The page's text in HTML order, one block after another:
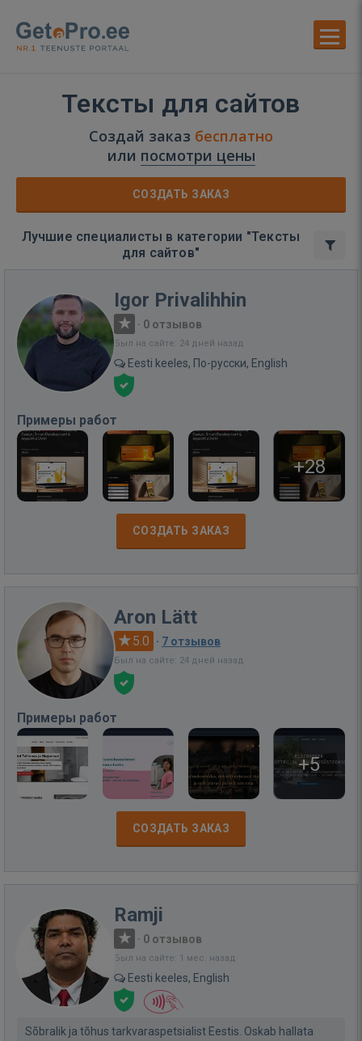
Тексты для сайтов
Создай заказ бесплатно
или посмотри цены
СОЗДАТЬ ЗАКАЗ
Лучшие специалисты в категории "Тексты
для сайтов"
Igor Privalihhin
· 0 отзывов
Был на сайте: 24 дней назад
Eesti keeles, По-русски, English
Примеры работ
+28
СОЗДАТЬ ЗАКАЗ
Aron Lätt
5.0 · 7 отзывов
Был на сайте: 24 дней назад
Примеры работ
+5
СОЗДАТЬ ЗАКАЗ
Ramji
· 0 отзывов
Был на сайте: 1 мес. назад
Eesti keeles, English
Sõbralik ja tõhus tarkvaraspetsialist Eestis. Oskab hallata